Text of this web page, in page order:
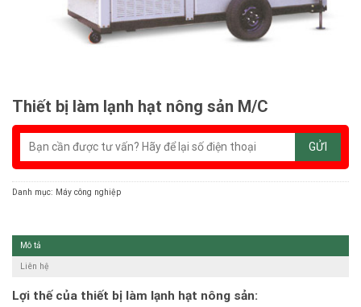
Thiết bị làm lạnh hạt nông sản M/C
Danh mục: Máy công nghiệp
Mô tả
Liên hệ
Lợi thế của thiết bị làm lạnh hạt nông sản: